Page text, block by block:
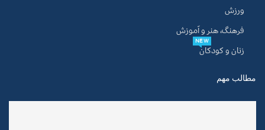
ورزش
فرهنگ، هنر و آموزش
زنان و کودکان
NEW
مطالب مهم